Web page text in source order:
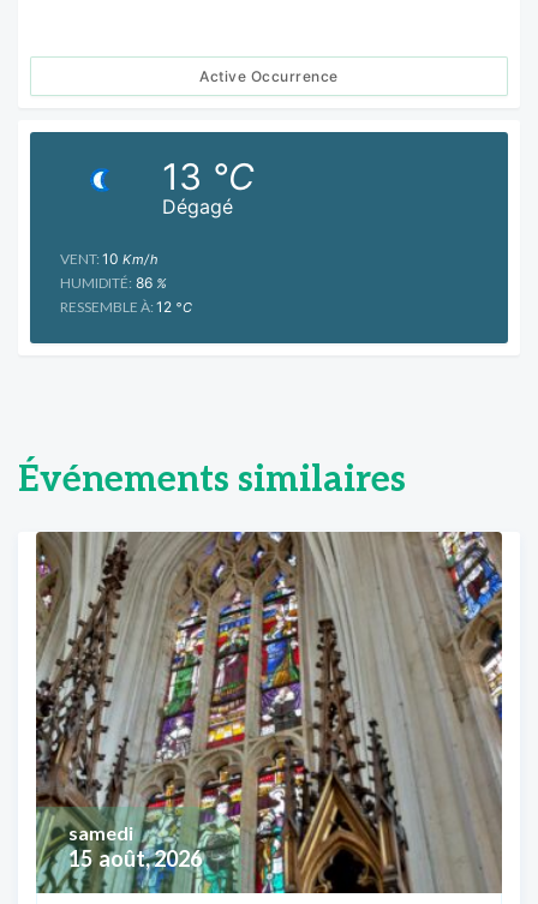
Active Occurrence
Dégagé
13 °C
VENT: 10 Km/h
HUMIDITÉ: 86 %
RESSEMBLE À: 12 °C
Événements similaires
15 août, 2026
samedi